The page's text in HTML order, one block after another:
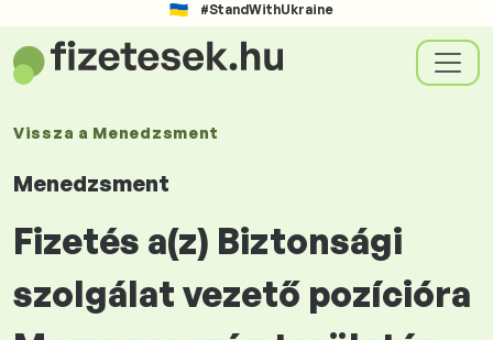
#StandWithUkraine
Vissza a Menedzsment
Menedzsment
Fizetés a(z) Biztonsági
szolgálat vezető pozícióra